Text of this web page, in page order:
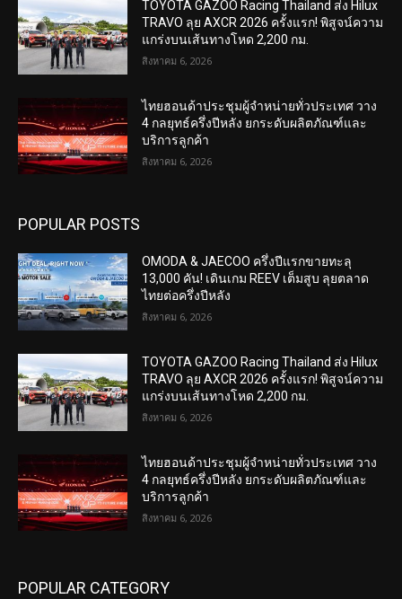
TOYOTA GAZOO Racing Thailand ส่ง Hilux
TRAVO ลุย AXCR 2026 ครั้งแรก! พิสูจน์ความ
แกร่งบนเส้นทางโหด 2,200 กม.
สิงหาคม 6, 2026
ไทยฮอนด้าประชุมผู้จำหน่ายทั่วประเทศ วาง
4 กลยุทธ์ครึ่งปีหลัง ยกระดับผลิตภัณฑ์และ
บริการลูกค้า
สิงหาคม 6, 2026
POPULAR POSTS
OMODA & JAECOO ครึ่งปีแรกขายทะลุ
13,000 คัน! เดินเกม REEV เต็มสูบ ลุยตลาด
ไทยต่อครึ่งปีหลัง
สิงหาคม 6, 2026
TOYOTA GAZOO Racing Thailand ส่ง Hilux
TRAVO ลุย AXCR 2026 ครั้งแรก! พิสูจน์ความ
แกร่งบนเส้นทางโหด 2,200 กม.
สิงหาคม 6, 2026
ไทยฮอนด้าประชุมผู้จำหน่ายทั่วประเทศ วาง
4 กลยุทธ์ครึ่งปีหลัง ยกระดับผลิตภัณฑ์และ
บริการลูกค้า
สิงหาคม 6, 2026
POPULAR CATEGORY